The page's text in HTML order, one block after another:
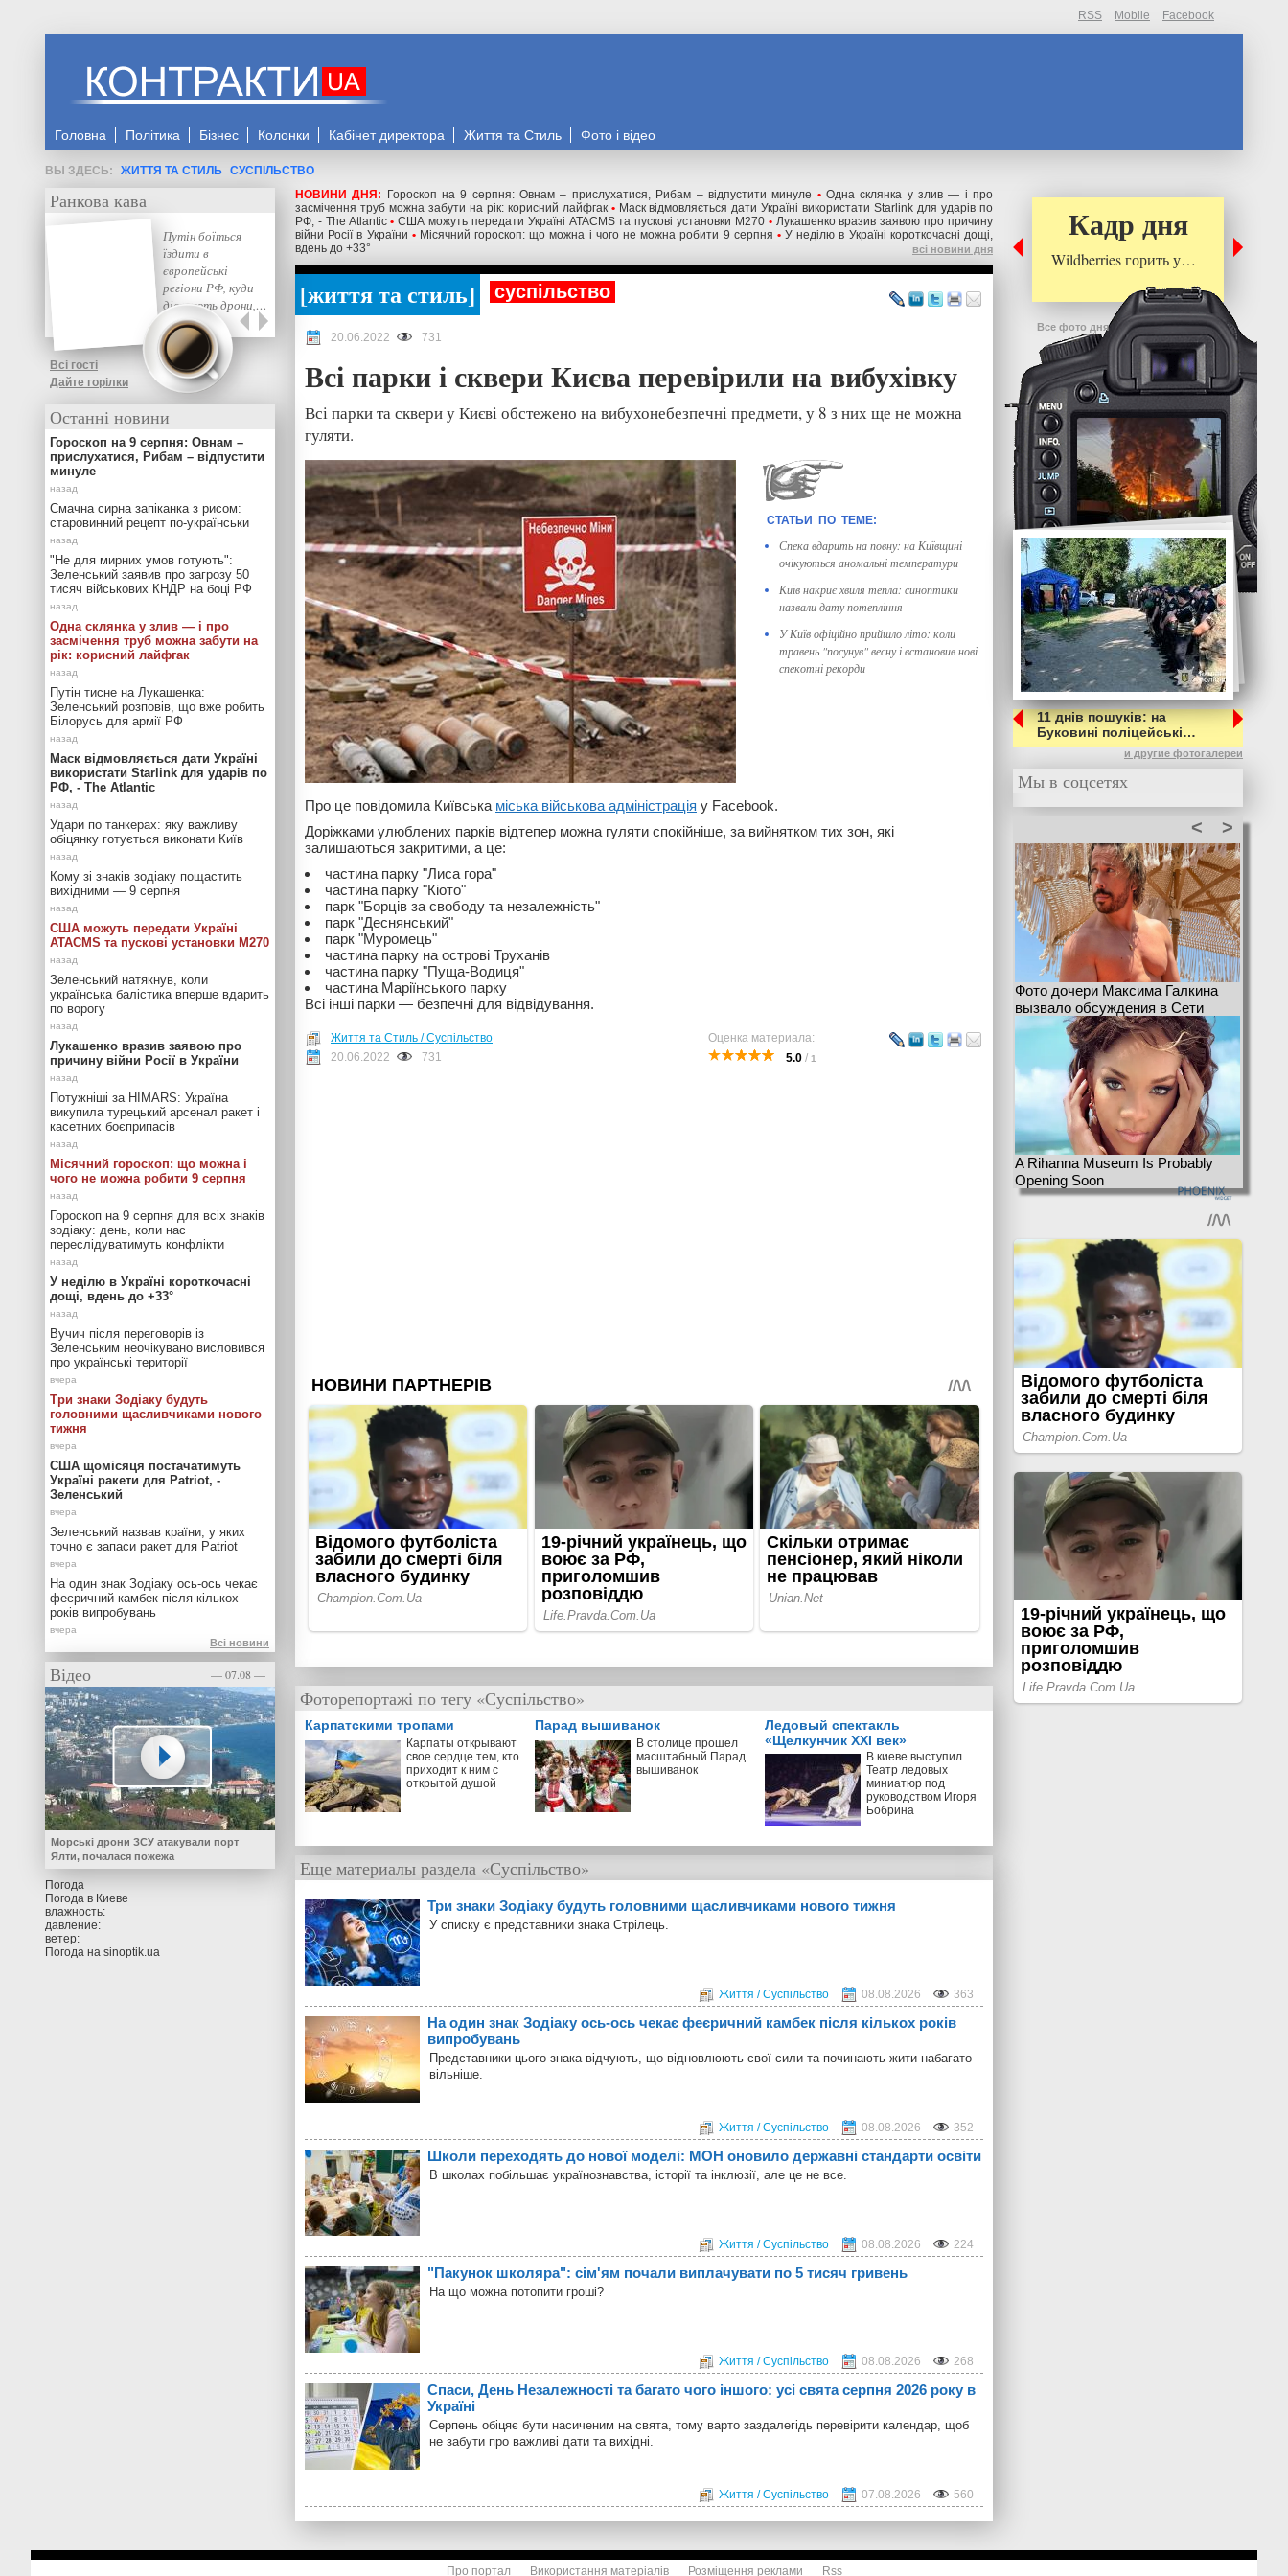
RSS Mobile Facebook
Головна Політика Бізнес Колонки Кабінет директора Життя та Стиль Фото і відео
ЖИТТЯ ТА СТИЛЬ СУСПІЛЬСТВО
НОВИНИ ДНЯ:
Гороскоп на 9 серпня: Овнам – прислухатися, Рибам – відпустити минуле • Одна склянка у злив — і про
засмічення труб можна забути на рік: корисний лайфгак • Маск відмовляється дати Україні використати Starlink для ударів по
РФ, - The Atlantic • США можуть передати Україні ATACMS та пускові установки M270 • Лукашенко вразив заявою про причину
війни Росії в України • Місячний гороскоп: що можна і чого не можна робити 9 серпня • У неділю в Україні короткочасні дощі,
вдень до +33°
всі новини дня
життя та стиль суспільство
20.06.2022 731
Всі парки і сквери Києва перевірили на вибухівку
Всі парки та сквери у Києві обстежено на вибухонебезпечні предмети, у 8 з них ще не можна
гуляти.
Спека вдарить на повну: на Київщині
очікуються аномальні температури
Київ накриє хвиля тепла: синоптики
назвали дату потепління
У Київ офіційно прийшло літо: коли
травень "посунув" весну і встановив нові
спекотні рекорди
Про це повідомила Київська міська військова адміністрація у Facebook.
Доріжками улюблених парків відтепер можна гуляти спокійніше, за вийнятком тих зон, які
залишаються закритими, а це:
частина парку "Лиса гора"
частина парку "Кіото"
парк "Борців за свободу та незалежність"
парк "Деснянський"
парк "Муромець"
частина парку на острові Труханів
частина парку "Пуща-Водиця"
частина Маріїнського парку
Всі інші парки — безпечні для відвідування.
Оценка материала:
5.0 / 1
Життя та Стиль / Суспільство
20.06.2022
731
Фоторепортажі по тегу «Суспільство»
Карпатскими тропами
Карпаты открывают
свое сердце тем, кто
приходит к ним с
открытой душой
Парад вышиванок
В столице прошел
масштабный Парад
вышиванок
Ледовый спектакль
«Щелкунчик XXI век»
В киеве выступил
Театр ледовых
миниатюр под
руководством Игоря
Бобрина
Еще материалы раздела «Суспільство»
Три знаки Зодіаку будуть головними щасливчиками нового тижня
У списку є представники знака Стрілець.
Життя / Суспільство 08.08.2026 363
На один знак Зодіаку ось-ось чекає феєричний камбек після кількох років
випробувань
Представники цього знака відчують, що відновлюють свої сили та починають жити набагато
вільніше.
Життя / Суспільство 08.08.2026 352
Школи переходять до нової моделі: МОН оновило державні стандарти освіти
В школах побільшає українознавства, історії та інклюзії, але це не все.
Життя / Суспільство 08.08.2026 224
"Пакунок школяра": сім'ям почали виплачувати по 5 тисяч гривень
На що можна потопити гроші?
Життя / Суспільство 08.08.2026 268
Спаси, День Незалежності та багато чого іншого: усі свята серпня 2026 року в
Україні
Серпень обіцяє бути насиченим на свята, тому варто заздалегідь перевірити календар, щоб
не забути про важливі дати та вихідні.
Життя / Суспільство 07.08.2026 560
Ранкова кава
Путін боїться
їздити в
європейські
регіони РФ, куди
дістають дрони,…
Всі гості
Дайте горілки
Останні новини
Гороскоп на 9 серпня: Овнам –
прислухатися, Рибам – відпустити
минуле
Смачна сирна запіканка з рисом:
старовинний рецепт по-українськи
"Не для мирних умов готують":
Зеленський заявив про загрозу 50
тисяч військових КНДР на боці РФ
Одна склянка у злив — і про
засмічення труб можна забути на
рік: корисний лайфгак
Путін тисне на Лукашенка:
Зеленський розповів, що вже робить
Білорусь для армії РФ
Маск відмовляється дати Україні
використати Starlink для ударів по
РФ, - The Atlantic
Удари по танкерах: яку важливу
обіцянку готується виконати Київ
Кому зі знаків зодіаку пощастить
вихідними — 9 серпня
США можуть передати Україні
ATACMS та пускові установки M270
Зеленський натякнув, коли
українська балістика вперше вдарить
по ворогу
Лукашенко вразив заявою про
причину війни Росії в України
Потужніші за HIMARS: Україна
викупила турецький арсенал ракет і
касетних боєприпасів
Місячний гороскоп: що можна і
чого не можна робити 9 серпня
Гороскоп на 9 серпня для всіх знаків
зодіаку: день, коли нас
переслідуватимуть конфлікти
У неділю в Україні короткочасні
дощі, вдень до +33°
Вучич після переговорів із
Зеленським неочікувано висловився
про українські території
Три знаки Зодіаку будуть
головними щасливчиками нового
тижня
США щомісяця постачатимуть
Україні ракети для Patriot, -
Зеленський
Зеленський назвав країни, у яких
точно є запаси ракет для Patriot
На один знак Зодіаку ось-ось чекає
феєричний камбек після кількох
років випробувань
Всі новини
Відео — 07.08 —
Морські дрони ЗСУ атакували порт
Ялти, почалася пожежа
Погода
Погода в Киеве
влажность:
давление:
ветер:
Погода на sinoptik.ua
Кадр дня
Wildberries горить у…
Все фото дня
11 днів пошуків: на
Буковині поліцейські…
и другие фотогалереи
Мы в соцсетях
>
<
Фото дочери Максима Галкина
вызвало обсуждения в Сети
A Rihanna Museum Is Probably
Opening Soon
Про портал Використання матеріалів Розміщення реклами Rss